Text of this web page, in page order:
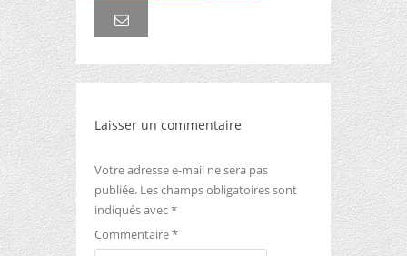
Laisser un commentaire
Votre adresse e-mail ne sera pas
publiée. Les champs obligatoires sont
indiqués avec*
Commentaire*